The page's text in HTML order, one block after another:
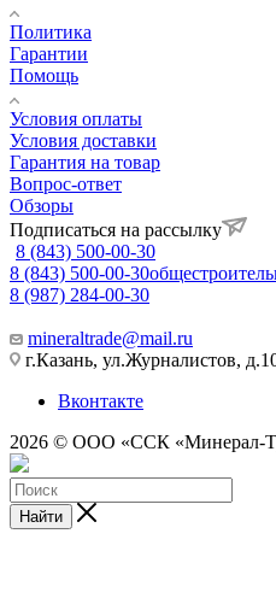
Политика
Гарантии
Помощь
Условия оплаты
Условия доставки
Гарантия на товар
Вопрос-ответ
Обзоры
Подписаться на рассылку
8 (843) 500-00-30
8 (843) 500-00-30
8 (987) 284-00-30
mineraltrade@mail.ru
г.Казань, ул.Журналистов,
Вконтакте
2026 © ООО «ССК «Минерал-
Найти